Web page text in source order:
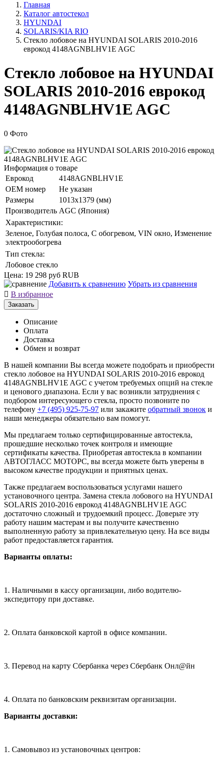
Главная
Каталог автостекол
HYUNDAI
SOLARIS/KIA RIO
Стекло лобовое на HYUNDAI SOLARIS 2010-2016
еврокод 4148AGNBLHV1E AGC
Стекло лобовое на HYUNDAI
SOLARIS 2010-2016 еврокод
4148AGNBLHV1E AGC
0 Фото
Информация о товаре
Еврокод
4148AGNBLHV1E
ОЕМ номер
Не указан
Размеры
1013x1379 (мм)
Производитель AGC (Япония)
Характеристики:
Зеленое, Голубая полоса, С обогревом, VIN окно, Изменение
электрообогрева
Тип стекла:
Лобовое стекло
Цена: 19 298 руб RUB
Добавить к сравнению Убрать из сравнения
 В избранное
Заказать
Описание
Оплата
Доставка
Обмен и возврат
В нашей компании Вы всегда можете подобрать и приобрести
стекло лобовое на HYUNDAI SOLARIS 2010-2016 еврокод
4148AGNBLHV1E AGC с учетом требуемых опций на стекле
и ценового диапазона. Если у вас возникли затруднения с
подбором интересующего стекла, просто позвоните по
телефону +7 (495) 925-75-97 или закажите обратный звонок и
наши менеджеры обязательно вам помогут.
Мы предлагаем только сертифицированные автостекла,
прошедшие несколько точек контроля и имеющие
сертификаты качества. Приобретая автостекла в компании
АВТОГЛАСС МОТОРС, вы всегда можете быть уверены в
высоком качестве продукции и приятных ценах.
Также предлагаем воспользоваться услугами нашего
установочного центра. Замена стекла лобового на HYUNDAI
SOLARIS 2010-2016 еврокод 4148AGNBLHV1E AGC
достаточно сложный и трудоемкий процесс. Доверьте эту
работу нашим мастерам и вы получите качественно
выполненную работу за привлекательную цену. На все виды
работ предоставляется гарантия.
Варианты оплаты:
1. Наличными в кассу организации, либо водителю-
экспедитору при доставке.
2. Оплата банковской картой в офисе компании.
3. Перевод на карту Сбербанка через Сбербанк Онл@йн
4. Оплата по банковским реквизитам организации.
Варианты доставки:
1. Самовывоз из установочных центров: